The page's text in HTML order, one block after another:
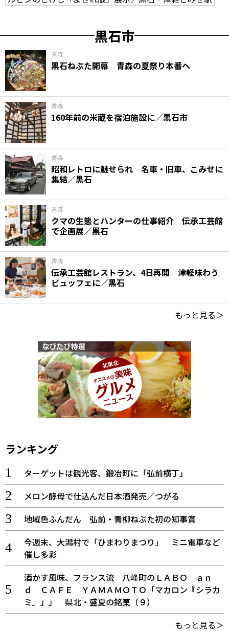
黒石市
青森
黒石ねぷた開幕 青森の夏祭り本番へ
青森
160年前の米蔵を宿泊施設に／黒石市
青森
昭和レトロに魅せられ 名車・旧車、こみせに
集結／黒石
青森
クマの生態とハンターの仕事紹介 伝承工芸館
で企画展／黒石
青森
伝承工芸館レストラン、4日再開 津軽味わう
ビュッフェに／黒石
もっと見る＞
ランキング
ターゲットは観光客、鍛冶町に「弘前横丁」
メロン酵母で仕込んだ日本酒発売／つがる
地域色ふんだん 弘前・青柳ねぷた初の知事賞
今週末、大潟村で「ひまわりまつり」 ミニ電車など
催し多彩
酒かす風味、フランス流 八峰町のＬＡＢＯ ａｎ
ｄ ＣＡＦＥ ＹＡＭＡＭＯＴＯ「マカロン『シラカ
ミ』」」 県北・盛夏の銘菓（９）
もっと見る＞